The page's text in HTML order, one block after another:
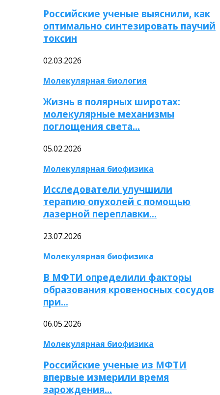
Российские ученые выяснили, как
оптимально синтезировать паучий
токсин
02.03.2026
Молекулярная биология
Жизнь в полярных широтах:
молекулярные механизмы
поглощения света…
05.02.2026
Молекулярная биофизика
Исследователи улучшили
терапию опухолей с помощью
лазерной переплавки…
23.07.2026
Молекулярная биофизика
В МФТИ определили факторы
образования кровеносных сосудов
при…
06.05.2026
Молекулярная биофизика
Российские ученые из МФТИ
впервые измерили время
зарождения…